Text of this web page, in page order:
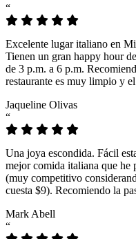
“
Excelente lugar italiano en
Tienen un gran happy hour
de 3 p.m. a 6 p.m.
restaurante es muy limpio y
Jaqueline Olivas
“
Una joya escondida. Fácil
mejor comida italiana que
(muy competitivo
cuesta $9). Recomiendo la
Mark Abell
“